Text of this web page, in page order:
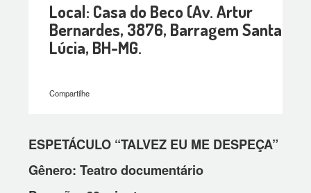
Local: Casa do Beco (Av. Artur
Bernardes, 3876, Barragem Santa
Lúcia, BH-MG.
Compartilhe
ESPETÁCULO “TALVEZ EU ME DESPEÇA”
Gênero: Teatro documentário